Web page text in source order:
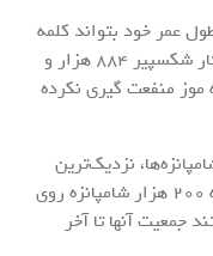
عمر خود بتواند کلمه
«bananas» را اتفاقی بنویسد. اما مجموعه آثار شکسپیر ۸۸۴ هزار و
موز منفعت گیری نکرده
نزدیک‌ترین
خویشاوندان انسان، رفتند. اکنون نزدیک به ۲۰۰ هزار شامپانزه روی
جمعیت آنها تا آخر